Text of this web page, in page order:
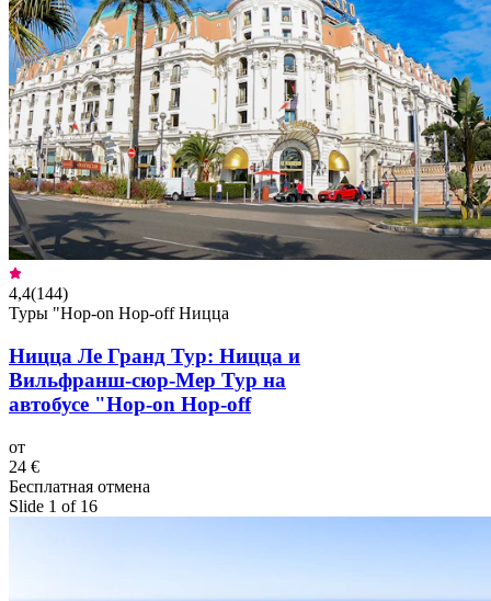
4,4(144)
Туры "Hop-on Hop-off Ницца
Ницца Ле Гранд Тур: Ницца и
Вильфранш-сюр-Мер Тур на
автобусе "Hop-on Hop-off
от
24 €
Бесплатная отмена
Slide 1 of 16